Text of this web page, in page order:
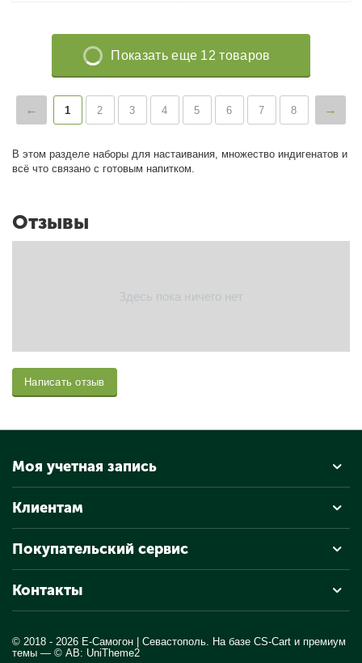
В этом разделе наборы для настаивания, множество индигенатов и
всё что связано с готовым напитком.
Показать еще 12 товаров
1 2 3 4 5 6 7 8
Отзывы
Здесь пока ничего нет
Написать отзыв
Моя учетная запись
Клиентам
Покупательский сервис
Контакты
© 2018 - 2026 Е-Самогон | Севастополь. На базеCS-Cart и премиум
темы —© AB: UniTheme2